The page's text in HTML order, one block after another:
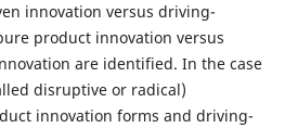
innovation versus driving-
product innovation versus
are identified. In the case
disruptive or radical)
innovation forms and driving-